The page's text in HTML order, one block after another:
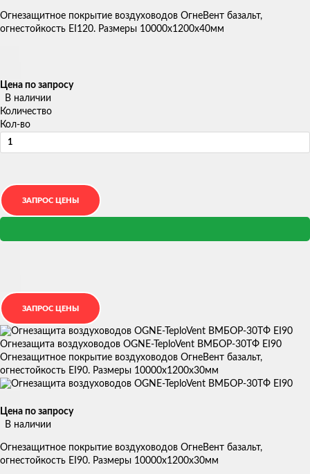
Огнезащитное покрытие воздуховодов ОгнеВент базальт,
огнестойкость EI120. Размеры 10000х1200х40мм
Цена по запросу
В наличии
Количество
Кол-во
Огнезащита воздуховодов OGNE-TeploVent ВМБОР-30ТФ EI90
Огнезащитное покрытие воздуховодов ОгнеВент базальт,
огнестойкость EI90. Размеры 10000х1200х30мм
Цена по запросу
В наличии
Огнезащитное покрытие воздуховодов ОгнеВент базальт,
огнестойкость EI90. Размеры 10000х1200х30мм